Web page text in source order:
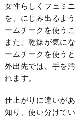
女性らしくフェミ
を、にじみ出るよ
ームチークを使う
また、乾燥が気に
ームチークを使う
外出先では、手を
れます。
仕上がりに違いが
知り、使い分けて